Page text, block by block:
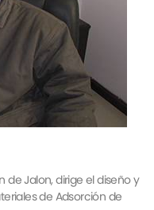
de Adsorción de